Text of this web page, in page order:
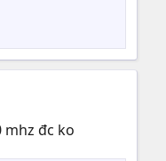
mhz đc ko